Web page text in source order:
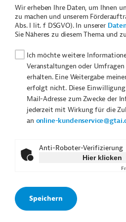
Wir erheben Ihre Daten, um Ihnen
zu machen und unserem
Abs. I lit. f DSGVO). In unserer
Sie Näheres zu diesem Thema und
Ich möchte weitere
Veranstaltungen oder Umfragen
erhalten. Eine Weitergabe
erfolgt nicht. Diese
Mail-Adresse zum Zwecke der
jederzeit mit Wirkung für die
an online-
Anti-Roboter-Verifizierung
Hier klicken